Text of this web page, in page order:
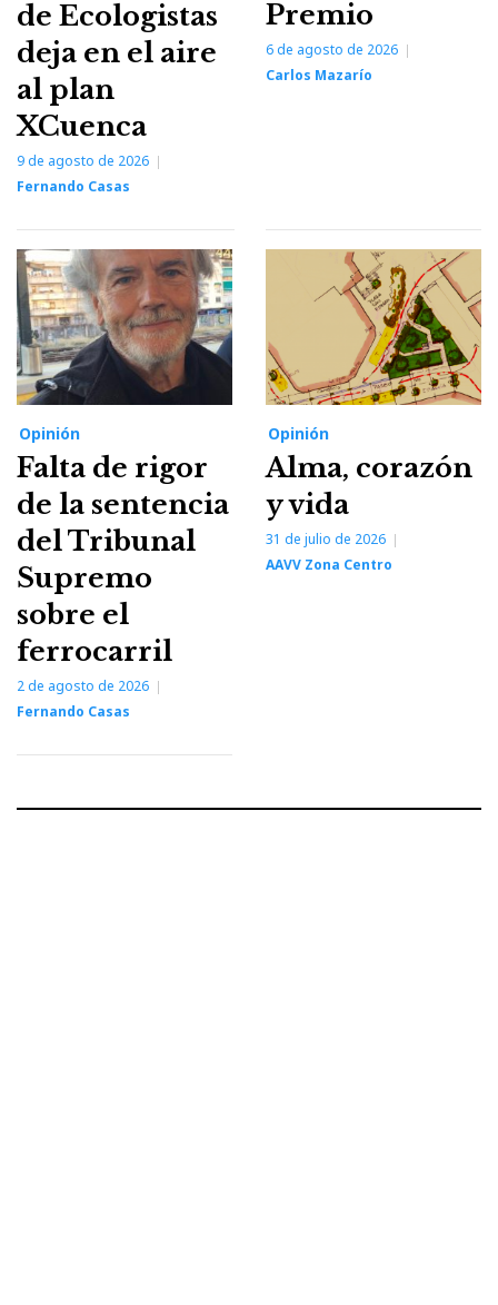
de Ecologistas
deja en el aire
al plan
XCuenca
9 de agosto de 2026
Fernando Casas
Premio
6 de agosto de 2026
Carlos Mazarío
Opinión
Falta de rigor
de la sentencia
del Tribunal
Supremo
sobre el
ferrocarril
2 de agosto de 2026
Fernando Casas
Opinión
Alma, corazón
y vida
31 de julio de 2026
AAVV Zona Centro